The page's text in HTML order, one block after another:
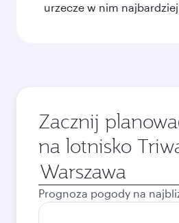
urzecze w nim
Zacznij
na lotnisko
Miasto
wylotu
Prognoza pogody na